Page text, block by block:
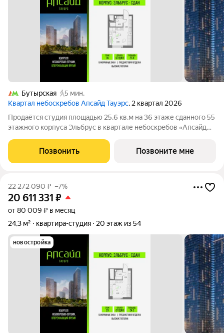
Бутырская
5 мин.
Квартал небоскребов Апсайд Тауэрс, 2 квартал 2026
Продаётся студия площадью 25.6 кв.м на 36 этаже сданного 55
этажного корпуса Эльбрус в квартале небоскребов «Апсайд
Кв.3610. «Апсайд Тауэрс» - технологичный квартал строится в
динамично
Позвонить Позвоните мне
22 272 090₽ –7%
20 611 331 ₽
от 80 009 ₽ в месяц
24,3 м²
квартира-студия 20 этаж из 54
новостройка